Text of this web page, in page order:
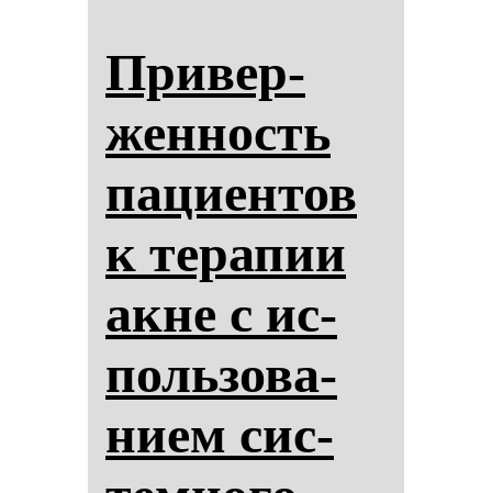
При­вер­
жен­ность
па­ци­ен­тов
к те­ра­пии
ак­не с ис­
поль­зо­ва­
ни­ем сис­